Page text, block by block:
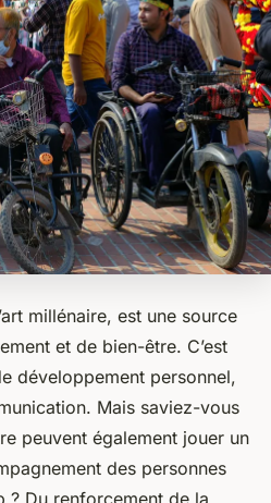
millénaire, est une source
et de bien-être. C’est
développement personnel,
Mais saviez-vous
peuvent également jouer un
des personnes